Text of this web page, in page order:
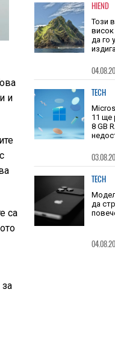
и
са
HIEND
Този
да го
TECH
11 ще
8 GB
TECH
да